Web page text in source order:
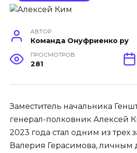
АВТОР
Команда Онуфриенко ру
ПРОСМОТРОВ
281
Заместитель начальника
генерал-полковник Алексей
2023 года стал одним из трех
Валерия Герасимова, личным